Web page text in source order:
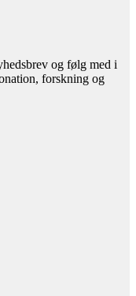
og følg med i
forskning og